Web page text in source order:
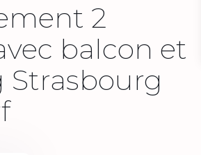
2
balcon et
Strasbourg